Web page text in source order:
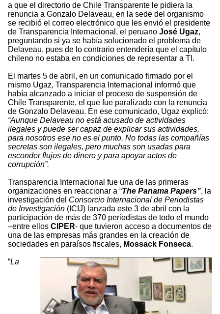
a que el directorio de Chile Transparente le pidiera la
renuncia a Gonzalo Delaveau, en la sede del organismo
se recibió el correo electrónico que les envió el presidente
de Transparencia Internacional, el peruano José Ugaz,
preguntando si ya se había solucionado el problema de
Delaveau, pues de lo contrario entendería que el capítulo
chileno no estaba en condiciones de representar a TI.
El martes 5 de abril, en un comunicado firmado por el
mismo Ugaz, Transparencia Internacional informó que
había alcanzado a iniciar el proceso de suspensión de
Chile Transparente, el que fue paralizado con la renuncia
de Gonzalo Delaveau. En ese comunicado, Ugaz explicó:
“Aunque Delaveau no está acusado de actividades
ilegales y puede ser capaz de explicar sus actividades,
para nosotros ese no es el punto. No todas las compañías
secretas son ilegales, pero muchas son usadas para
esconder flujos de dinero y para apoyar actos de
corrupción”.
Transparencia Internacional fue una de las primeras
organizaciones en reaccionar a “The Panama Papers”, la
investigación del Consorcio Internacional de Periodistas
de Investigación (ICIJ) lanzada este 3 de abril con la
participación de más de 370 periodistas de todo el mundo
–entre ellos CIPER- que tuvieron acceso a documentos de
una de las empresas más grandes en la creación de
sociedades en paraísos fiscales, Mossack Fonseca.
“La